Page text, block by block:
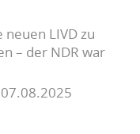
LIVD zu
– der NDR war